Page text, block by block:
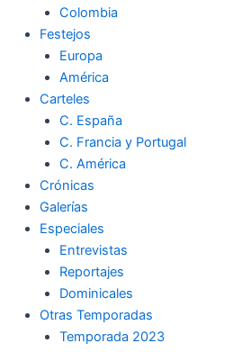
Colombia
Festejos
Europa
América
Carteles
C. España
C. Francia y Portugal
C. América
Crónicas
Galerías
Especiales
Entrevistas
Reportajes
Dominicales
Otras Temporadas
Temporada 2023